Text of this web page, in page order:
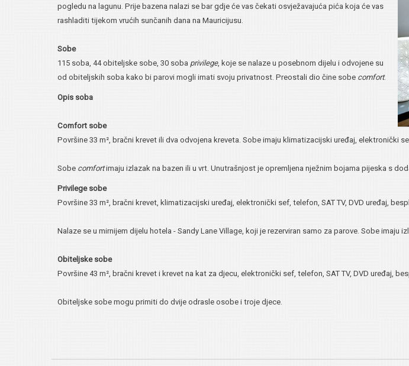
pogledu na lagunu. Prije bazena nalazi se bar gdje će vas čekati osvježavajuća pića koja će vas
rashladiti tijekom vrućih sunčanih dana na Mauricijusu.
Sobe
115 soba, 44 obiteljske sobe, 30 soba privilege, koje se nalaze u posebnom dijelu i odvojene su
od obiteljskih soba kako bi parovi mogli imati svoju privatnost. Preostali dio čine sobe comfort.
Opis soba
Comfort sobe
Površine 33 m², bračni krevet ili dva odvojena kreveta. Sobe imaju klimatizacijski uređaj, elektronički
Sobe comfortimaju izlazak na bazen ili u vrt. Unutrašnjost je opremljena nježnim bojama pijeska s
Privilege sobe
Površine 33 m², bračni krevet, klimatizacijski uređaj, elektronički sef, telefon, SAT TV, DVD uređaj,
Nalaze se u mirnijem dijelu hotela - Sandy Lane Village, koji je rezerviran samo za parove. Sobe imaju
Obiteljske sobe
Površine 43 m², bračni krevet i krevet na kat za djecu, elektronički sef, telefon, SAT TV, DVD uređaj,
Obiteljske sobe mogu primiti do dvije odrasle osobe i troje djece.